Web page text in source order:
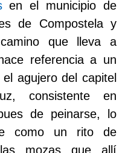
en el municipio de
de Compostela y
que lleva a
referencia a un
agujero del capitel
consistente en
de peinarse, lo
como un rito de
mozas que allí